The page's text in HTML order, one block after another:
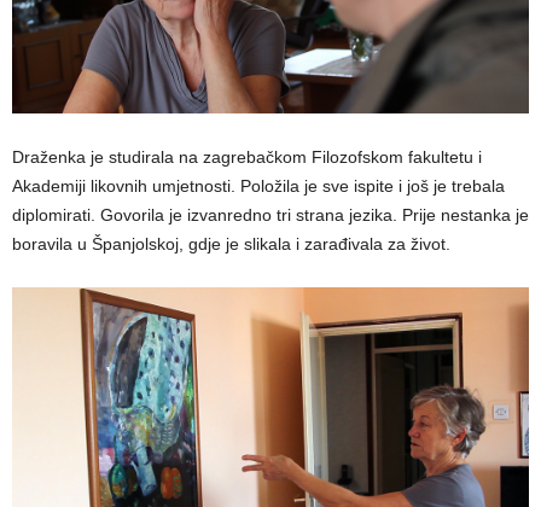
Draženka je studirala na zagrebačkom Filozofskom fakultetu i
Akademiji likovnih umjetnosti. Položila je sve ispite i još je trebala
diplomirati. Govorila je izvanredno tri strana jezika. Prije nestanka je
boravila u Španjolskoj, gdje je slikala i zarađivala za život.